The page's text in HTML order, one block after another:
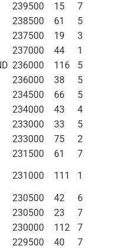
239500 15
7
238500 61
5
237500 19
3
237000 44
1
236000 116
5
236000 38
5
234500 66
5
234000 43
4
233000 33
5
233000 75
2
231500 61
7
231000 111
1
230500 42
6
230500 23
7
230000 112
7
229500 40
7